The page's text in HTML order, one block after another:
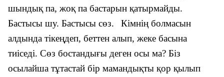
шындық па, жоқ па бастарын қатырмайды.
Бастысы шу. Бастысы сөз.
Кімнің болмасын
алдында тікеңдеп, беттен алып, жеке басына
тиіседі. Сөз бостандығы деген осы ма? Біз
осылайша тұтастай бір мамандықты қор қылып